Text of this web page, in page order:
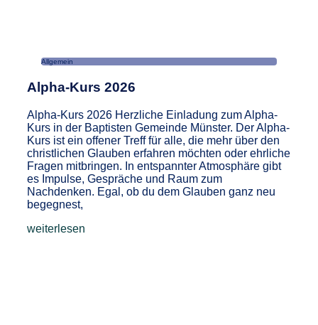
Allgemein
Alpha-Kurs 2026
Alpha-Kurs 2026 Herzliche Einladung zum Alpha-
Kurs in der Baptisten Gemeinde Münster. Der Alpha-
Kurs ist ein offener Treff für alle, die mehr über den
christlichen Glauben erfahren möchten oder ehrliche
Fragen mitbringen. In entspannter Atmosphäre gibt
es Impulse, Gespräche und Raum zum
Nachdenken. Egal, ob du dem Glauben ganz neu
begegnest,
weiterlesen